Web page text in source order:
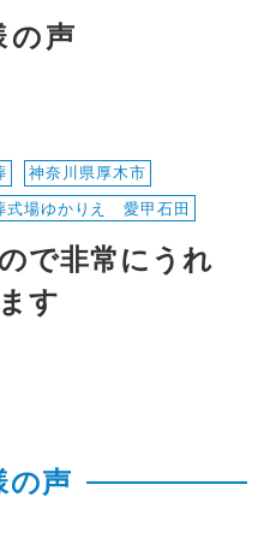
の声
神奈川県厚木市
式場ゆかりえ 愛甲石田
で非常にうれ
す
の声